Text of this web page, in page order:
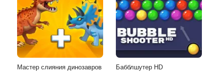
Мастер слияния динозавров Бабблшутер HD